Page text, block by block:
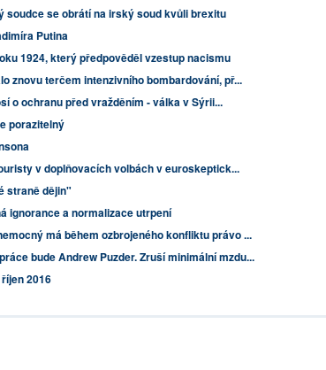
soudce se obrátí na irský soud kvůli brexitu
Putina
1924, který předpověděl vzestup nacismu
znovu terčem intenzivního bombardování, př...
o ochranu před vražděním - válka v Sýrii...
porazitelný
v doplňovacích volbách v euroskeptick...
straně dějin"
ignorance a normalizace utrpení
má během ozbrojeného konfliktu právo ...
bude Andrew Puzder. Zruší minimální mzdu...
2016